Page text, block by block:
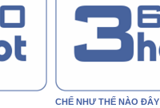
CHẾ NHƯ THẾ NÀO ĐÂY